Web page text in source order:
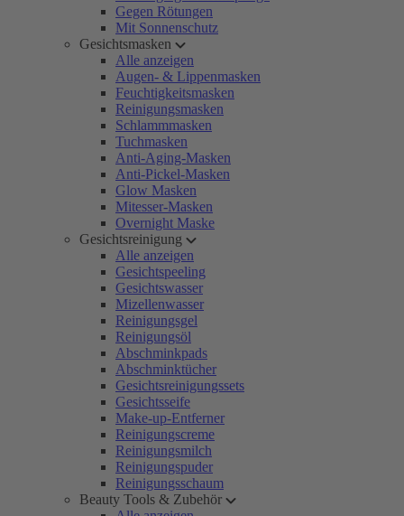
Gegen Rötungen
Mit Sonnenschutz
Gesichtsmasken
Alle anzeigen
Augen- & Lippenmasken
Feuchtigkeitsmasken
Reinigungsmasken
Schlammmasken
Tuchmasken
Anti-Aging-Masken
Anti-Pickel-Masken
Glow Masken
Mitesser-Masken
Overnight Maske
Gesichtsreinigung
Alle anzeigen
Gesichtspeeling
Gesichtswasser
Mizellenwasser
Reinigungsgel
Reinigungsöl
Abschminkpads
Abschminktücher
Gesichtsreinigungssets
Gesichtsseife
Make-up-Entferner
Reinigungscreme
Reinigungsmilch
Reinigungspuder
Reinigungsschaum
Beauty Tools & Zubehör